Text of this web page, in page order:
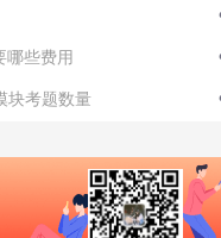
哪些费用
块考题数量